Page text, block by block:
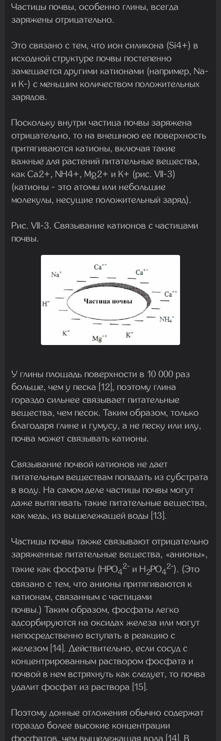
Частицы почвы, особенно глины, всегда
заряжены отрицательно.
Это связано с тем, что ион силикона (Si4+) в
исходной структуре почвы постепенно
замещается другими катионами (например, Na-
и K-) с меньшим количеством положительных
зарядов.
Поскольку внутри частица почвы заряжена
отрицательно, то на внешнюю ее поверхность
притягиваются катионы, включая такие
важные для растений питательные вещества,
как Ca2+, NH4+, Mg2+ и K+ (рис. VII-3)
(катионы - это атомы или небольшие
молекулы, несущие положительный заряд).
Рис. VII-3. Связывание катионов с частицами
почвы.
У глины площадь поверхности в 10 000 раз
больше, чем у песка [12], поэтому глина
гораздо сильнее связывает питательные
вещества, чем песок. Таким образом, только
благодаря глине и гумусу, а не песку или илу,
почва может связывать катионы.
Связывание почвой катионов не дает
питательным веществам попадать из субстрата
в воду. На самом деле частицы почвы могут
даже вытягивать такие питательные вещества,
как медь, из вышележащей воды [13].
Частицы почвы также связывают отрицательно
заряженные питательные вещества, «анионы»,
такие как фосфаты (HPO4
2- и H2PO4
2-). (Это
связано с тем, что анионы притягиваются к
катионам, связанным с частицами
почвы.) Таким образом, фосфаты легко
адсорбируются на оксидах железа или могут
непосредственно вступать в реакцию с
железом [14]. Действительно, если сосуд с
концентрированным раствором фосфата и
почвой в нем встряхнуть как следует, то почва
удалит фосфат из раствора [15].
Поэтому донные отложения обычно содержат
гораздо более высокие концентрации
фосфатов, чем вышележащая вода [14]. В